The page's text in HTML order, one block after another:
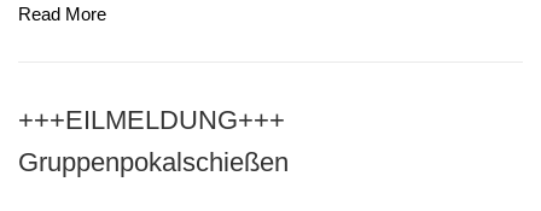
Read More
+++EILMELDUNG+++
Gruppenpokalschießen